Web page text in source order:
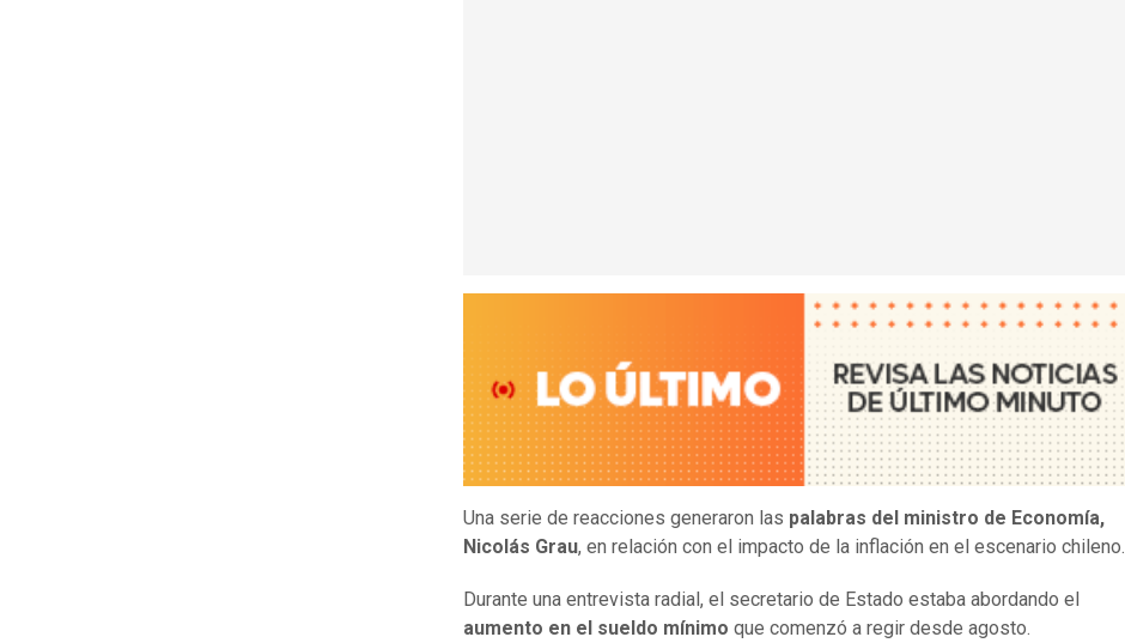
Una serie de reacciones generaron las palabras del ministro de Economía,
Nicolás Grau, en relación con el impacto de la inflación en el escenario chileno.
Durante una entrevista radial, el secretario de Estado estaba abordando el
aumento en el sueldo mínimo que comenzó a regir desde agosto.